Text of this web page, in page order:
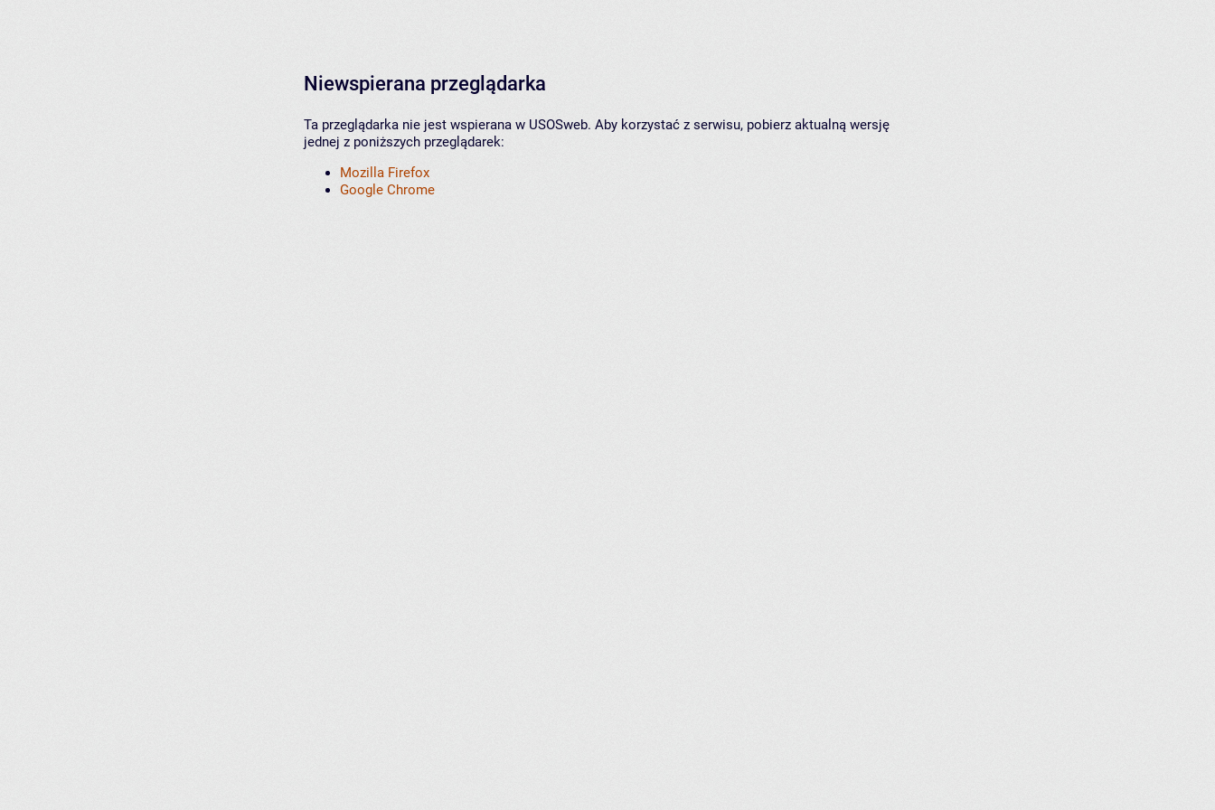
Niewspierana przeglądarka
Ta przeglądarka nie jest wspierana w USOSweb. Aby korzystać z serwisu, pobierz aktualną wersję
jednej z poniższych przeglądarek:
Mozilla Firefox
Google Chrome